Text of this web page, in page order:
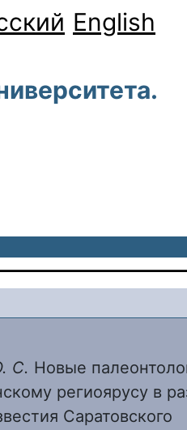
English
С. Новые
региоярусу в
Саратовского